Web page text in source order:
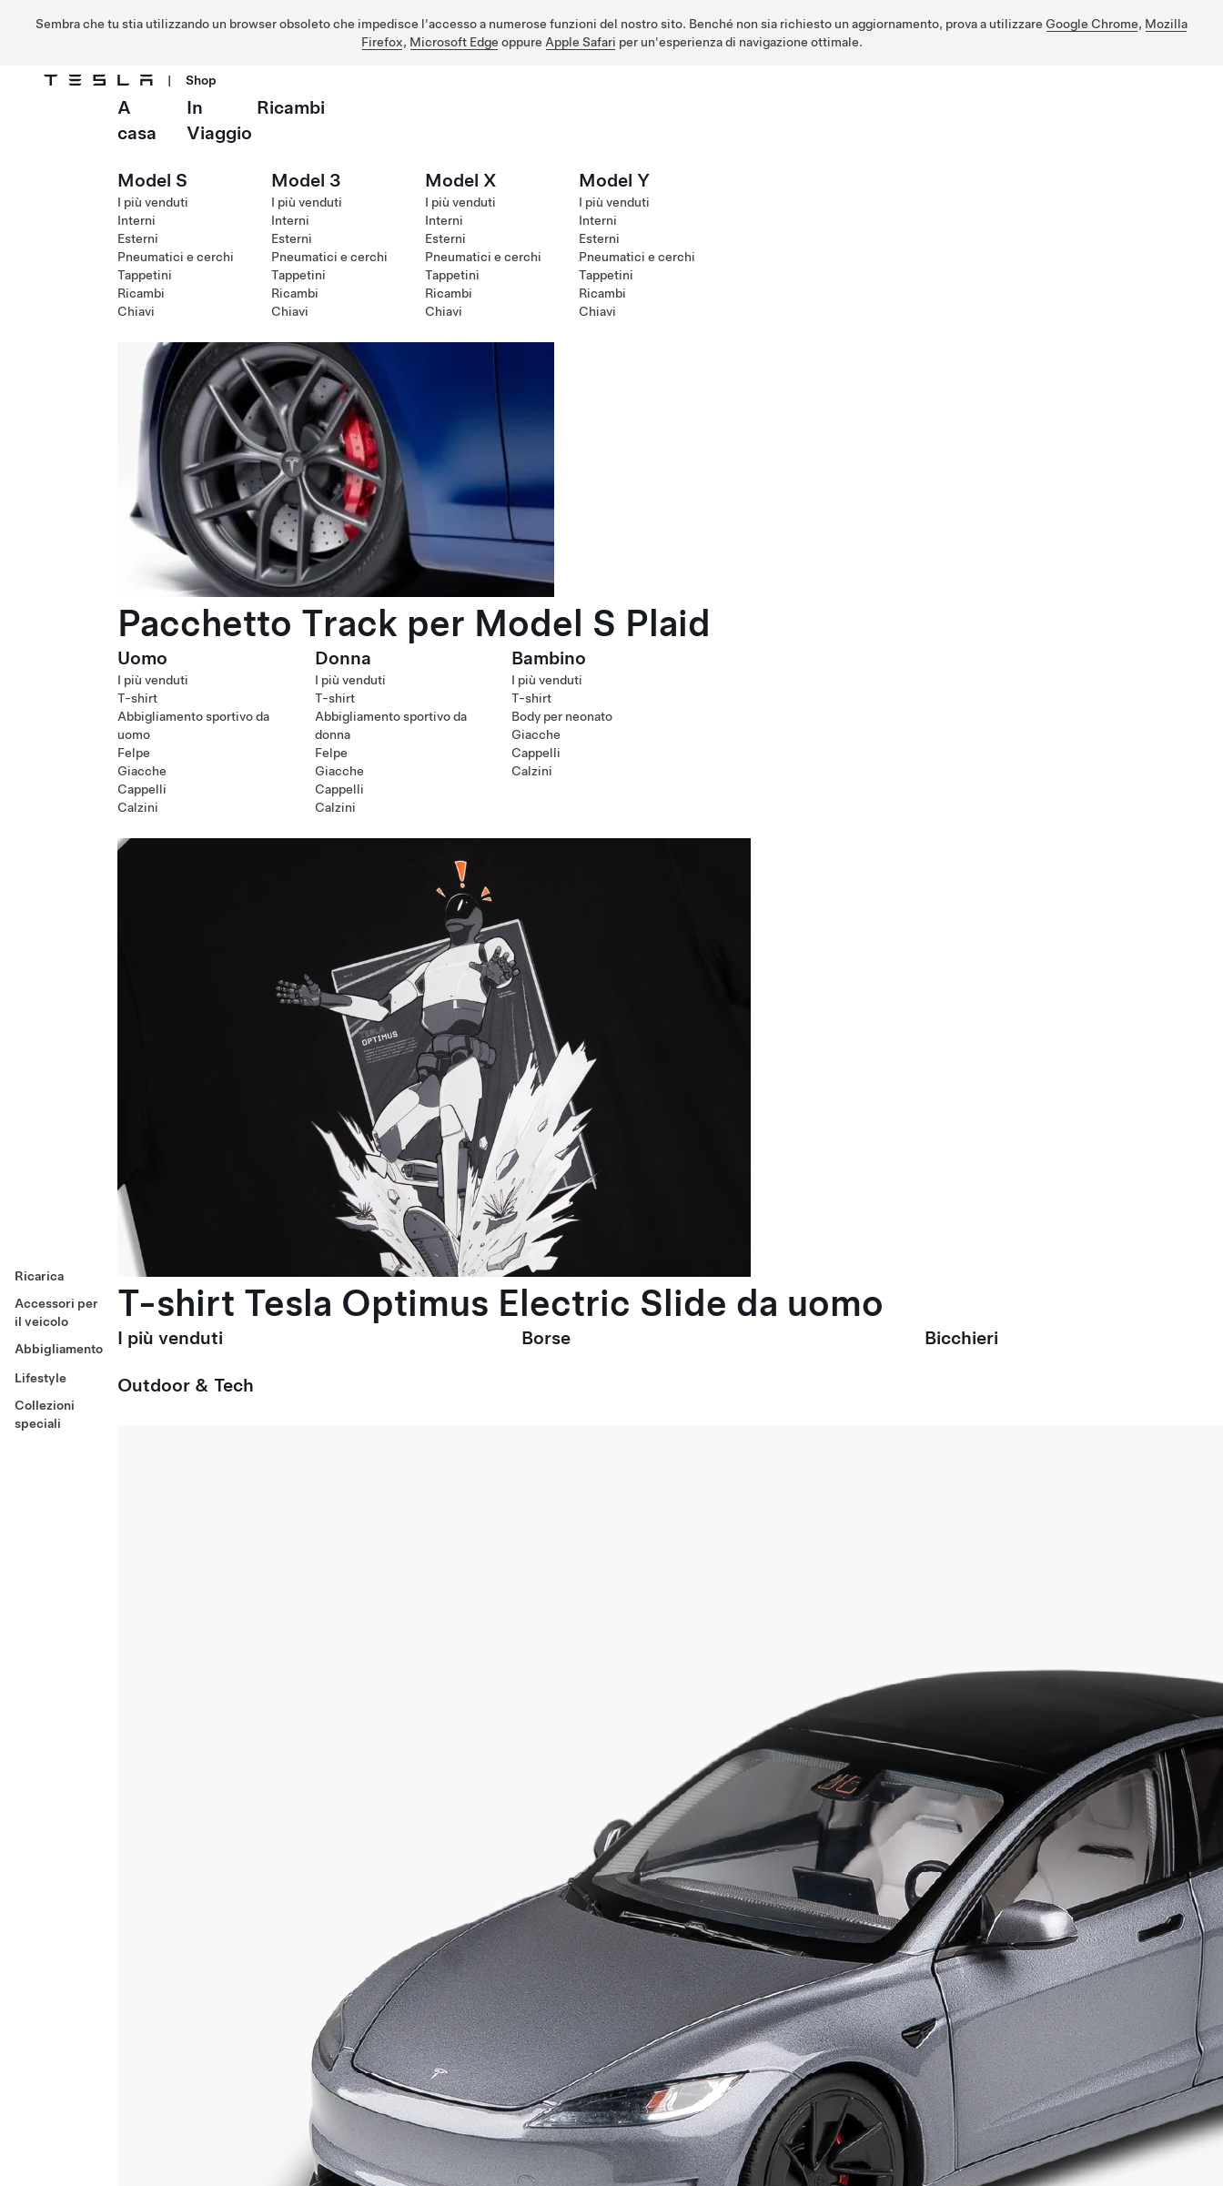
Sembra che tu stia utilizzando un browser obsoleto che impedisce l'accesso a numerose funzioni del nostro sito. Benché non sia richiesto un aggiornamento, prova a utilizzare Google Chrome, Mozilla
Firefox, Microsoft Edge oppure Apple Safari per un'esperienza di navigazione ottimale.
Passa al contenuto principale
| Shop
Ricarica
Accessori per
il veicolo
Abbigliamento
Lifestyle
Collezioni
speciali
A
casa
In
Viaggio
Ricambi
Model S
I più venduti
Interni
Esterni
Pneumatici e cerchi
Tappetini
Ricambi
Chiavi
Model 3
I più venduti
Interni
Esterni
Pneumatici e cerchi
Tappetini
Ricambi
Chiavi
Model X
I più venduti
Interni
Esterni
Pneumatici e cerchi
Tappetini
Ricambi
Chiavi
Model Y
I più venduti
Interni
Esterni
Pneumatici e cerchi
Tappetini
Ricambi
Chiavi
Pacchetto Track per Model S Plaid
Uomo
I più venduti
T-shirt
Abbigliamento sportivo da
uomo
Felpe
Giacche
Cappelli
Calzini
Donna
I più venduti
T-shirt
Abbigliamento sportivo da
donna
Felpe
Giacche
Cappelli
Calzini
Bambino
I più venduti
T-shirt
Body per neonato
Giacche
Cappelli
Calzini
T-shirt Tesla Optimus Electric Slide da uomo
I più venduti Borse Bicchieri
Outdoor & Tech